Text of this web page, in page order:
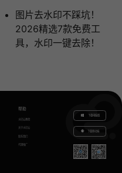
图片去水印不踩坑！
2026精选7款免费工
具，水印一键去除！
帮助
水印云教程
关于水印云
联系我们
代理推广
下载电脑版
下载移动端